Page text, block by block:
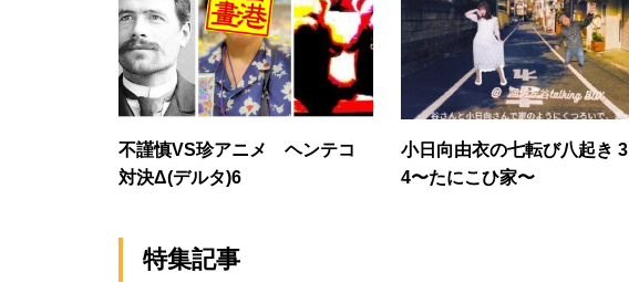
不謹慎VS珍アニメ ヘンテコ
対決Δ(デルタ)6
小日向由衣の七転び八起き 3
4〜たにこひ家〜
特集記事